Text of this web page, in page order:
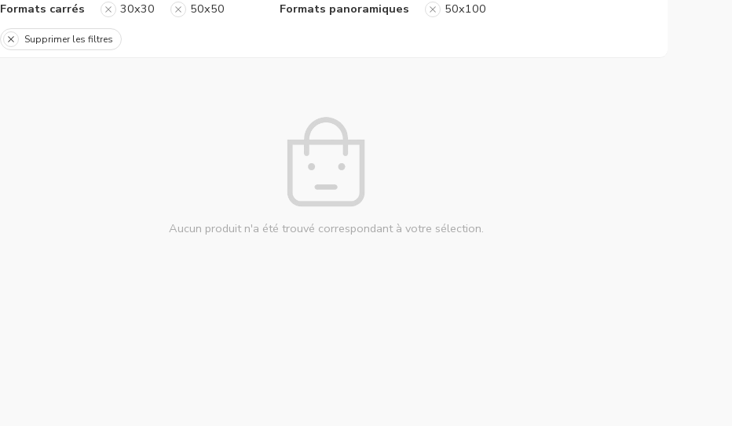
Formats carrés 30x30 50x50 Formats panoramiques 50x100
Supprimer les filtres
Aucun produit n'a été trouvé correspondant à votre sélection.